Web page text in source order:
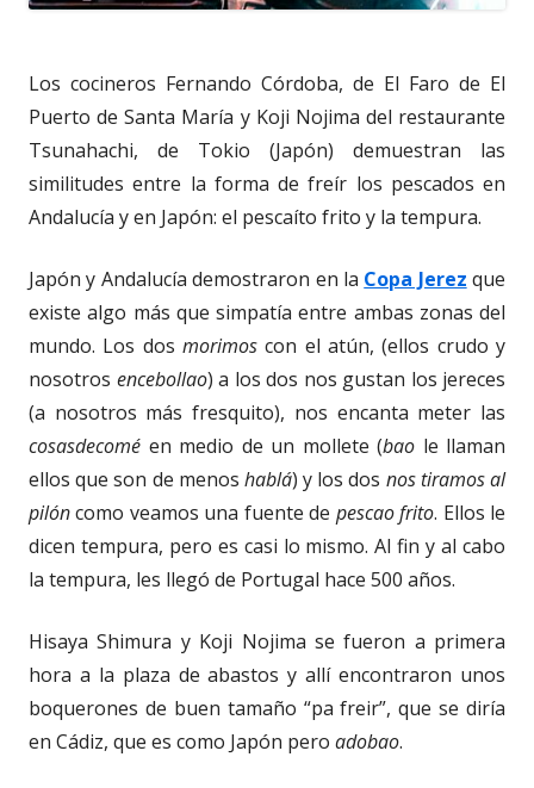
Los cocineros Fernando Córdoba, de El Faro de El
Puerto de Santa María y Koji Nojima del restaurante
Tsunahachi, de Tokio (Japón) demuestran las
similitudes entre la forma de freír los pescados en
Andalucía y en Japón: el pescaíto frito y la tempura.
Japón y Andalucía demostraron en la Copa Jerez que
existe algo más que simpatía entre ambas zonas del
mundo. Los dos morimos con el atún, (ellos crudo y
nosotros encebollao) a los dos nos gustan los jereces
(a nosotros más fresquito), nos encanta meter las
cosasdecomé en medio de un mollete (bao le llaman
ellos que son de menos hablá) y los dos nos tiramos al
pilóncomo veamos una fuente de pescao frito. Ellos le
dicen tempura, pero es casi lo mismo. Al fin y al cabo
la tempura, les llegó de Portugal hace 500 años.
Hisaya Shimura y Koji Nojima se fueron a primera
hora a la plaza de abastos y allí encontraron unos
boquerones de buen tamaño “pa freir”, que se diría
en Cádiz, que es como Japón pero adobao.